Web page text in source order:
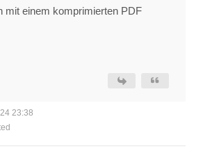
mit einem komprimierten PDF
23:38